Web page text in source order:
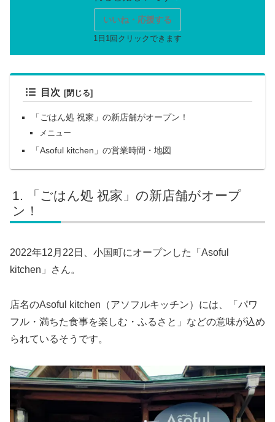
いいね・応援する
目次
「ごはん処 祝家」の新店舗がオープン！
メニュー
「Asoful kitchen」の営業時間・地図
「ごはん処 祝家」の新店舗がオープ
ン！
2022年12月22日、小国町にオープンした「Asoful
kitchen」さん。
店名のAsoful kitchen（アソフルキッチン）には、「パワ
フル・満ちた食事を楽しむ・ふるさと」などの意味が込め
られているそうです。